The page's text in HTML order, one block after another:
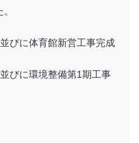
びに体育館新営工事完成
びに環境整備第1期工事